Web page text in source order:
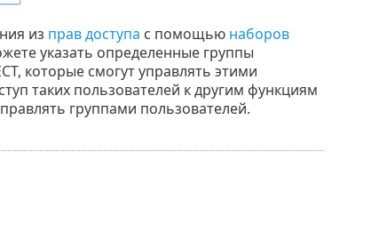
из прав доступа с помощью наборов
указать определенные группы
которые смогут управлять этими
таких пользователей к другим функциям
группами пользователей.